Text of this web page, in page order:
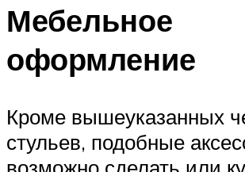
Мебельное
оформление
Кроме вышеуказанных
стульев, подобные